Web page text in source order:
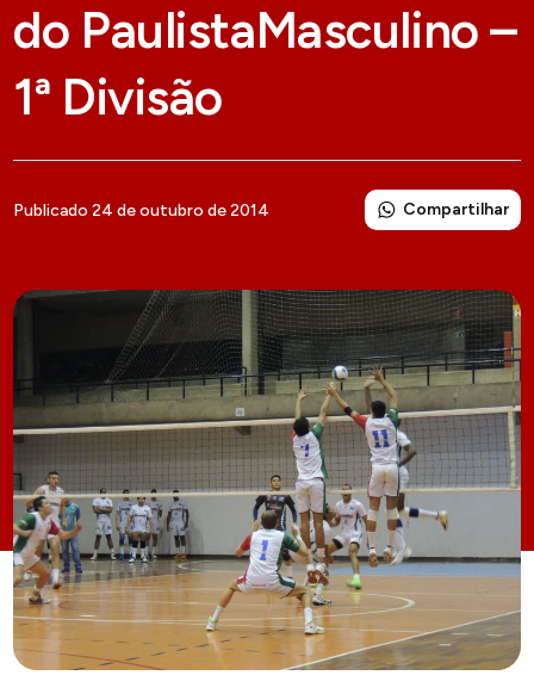
do PaulistaMasculino –
1ª Divisão
Publicado 24 de outubro de 2014 Compartilhar